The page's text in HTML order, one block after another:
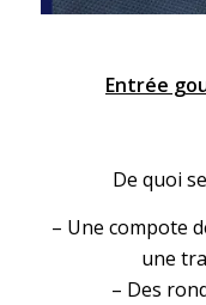
Entrée
De quoi
– Une compote
une
– Des